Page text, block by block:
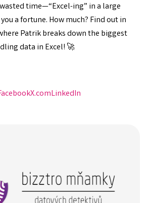
time—“Excel-ing” in a large
a fortune. How much? Find out in
Patrik breaks down the biggest
data in Excel! 🚀
X.comLinkedIn